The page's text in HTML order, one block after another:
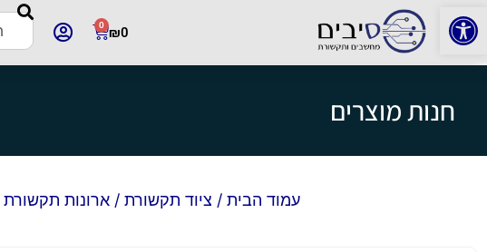
פתח סרגל נגישות ₪0
0
חנות מוצרים
עמוד הבית / ציוד תקשורת /ארונות תקשורת